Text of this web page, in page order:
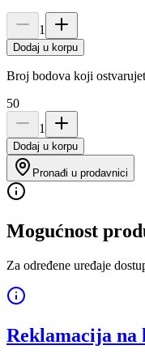
1
Dodaj u korpu
Broj bodova koji
50
1
Dodaj u korpu
Pronađi u prodavnici
Mogućnost
Za određene uređaje
Reklamacija